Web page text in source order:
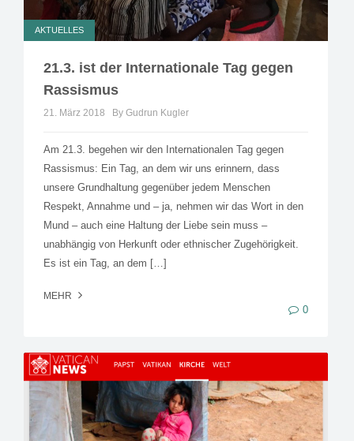
AKTUELLES
21.3. ist der Internationale Tag gegen
Rassismus
21. März 2018 By Gudrun Kugler
Am 21.3. begehen wir den Internationalen Tag gegen
Rassismus: Ein Tag, an dem wir uns erinnern, dass
unsere Grundhaltung gegenüber jedem Menschen
Respekt, Annahme und – ja, nehmen wir das Wort in den
Mund – auch eine Haltung der Liebe sein muss –
unabhängig von Herkunft oder ethnischer Zugehörigkeit.
Es ist ein Tag, an dem […]
MEHR
0